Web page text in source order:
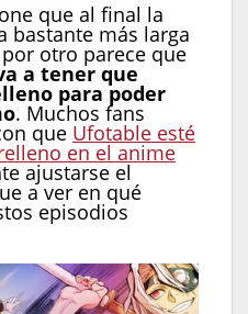
que al final la
bastante más larga
otro parece que
a tener que
para poder
. Muchos fans
que Ufotable esté
en el anime
ajustarse el
a ver en qué
episodios